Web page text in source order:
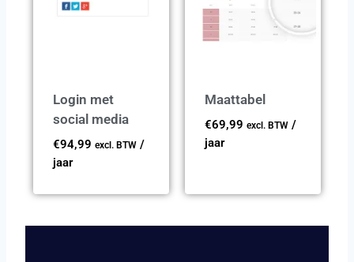
Login met
social media
€94,99 excl. BTW/
jaar
Maattabel
€69,99 excl. BTW/
jaar